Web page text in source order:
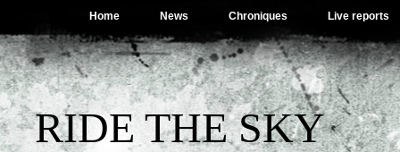
Home News Chroniques Live reports
RIDE THE SKY